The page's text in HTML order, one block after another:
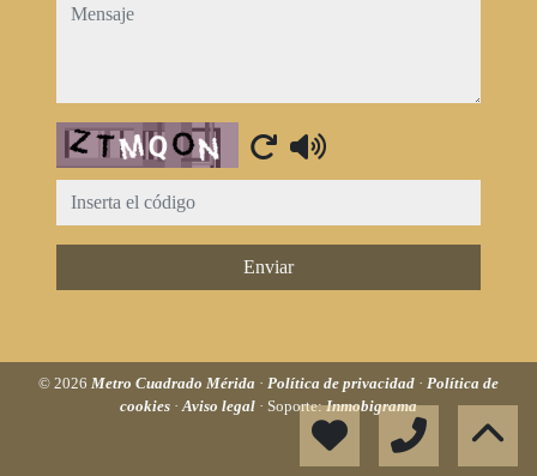
mensaje
Captcha
Enviar
© 2026 Metro Cuadrado Mérida · Política de privacidad · Política de
cookies ·Aviso legal · Soporte:Inmobigrama